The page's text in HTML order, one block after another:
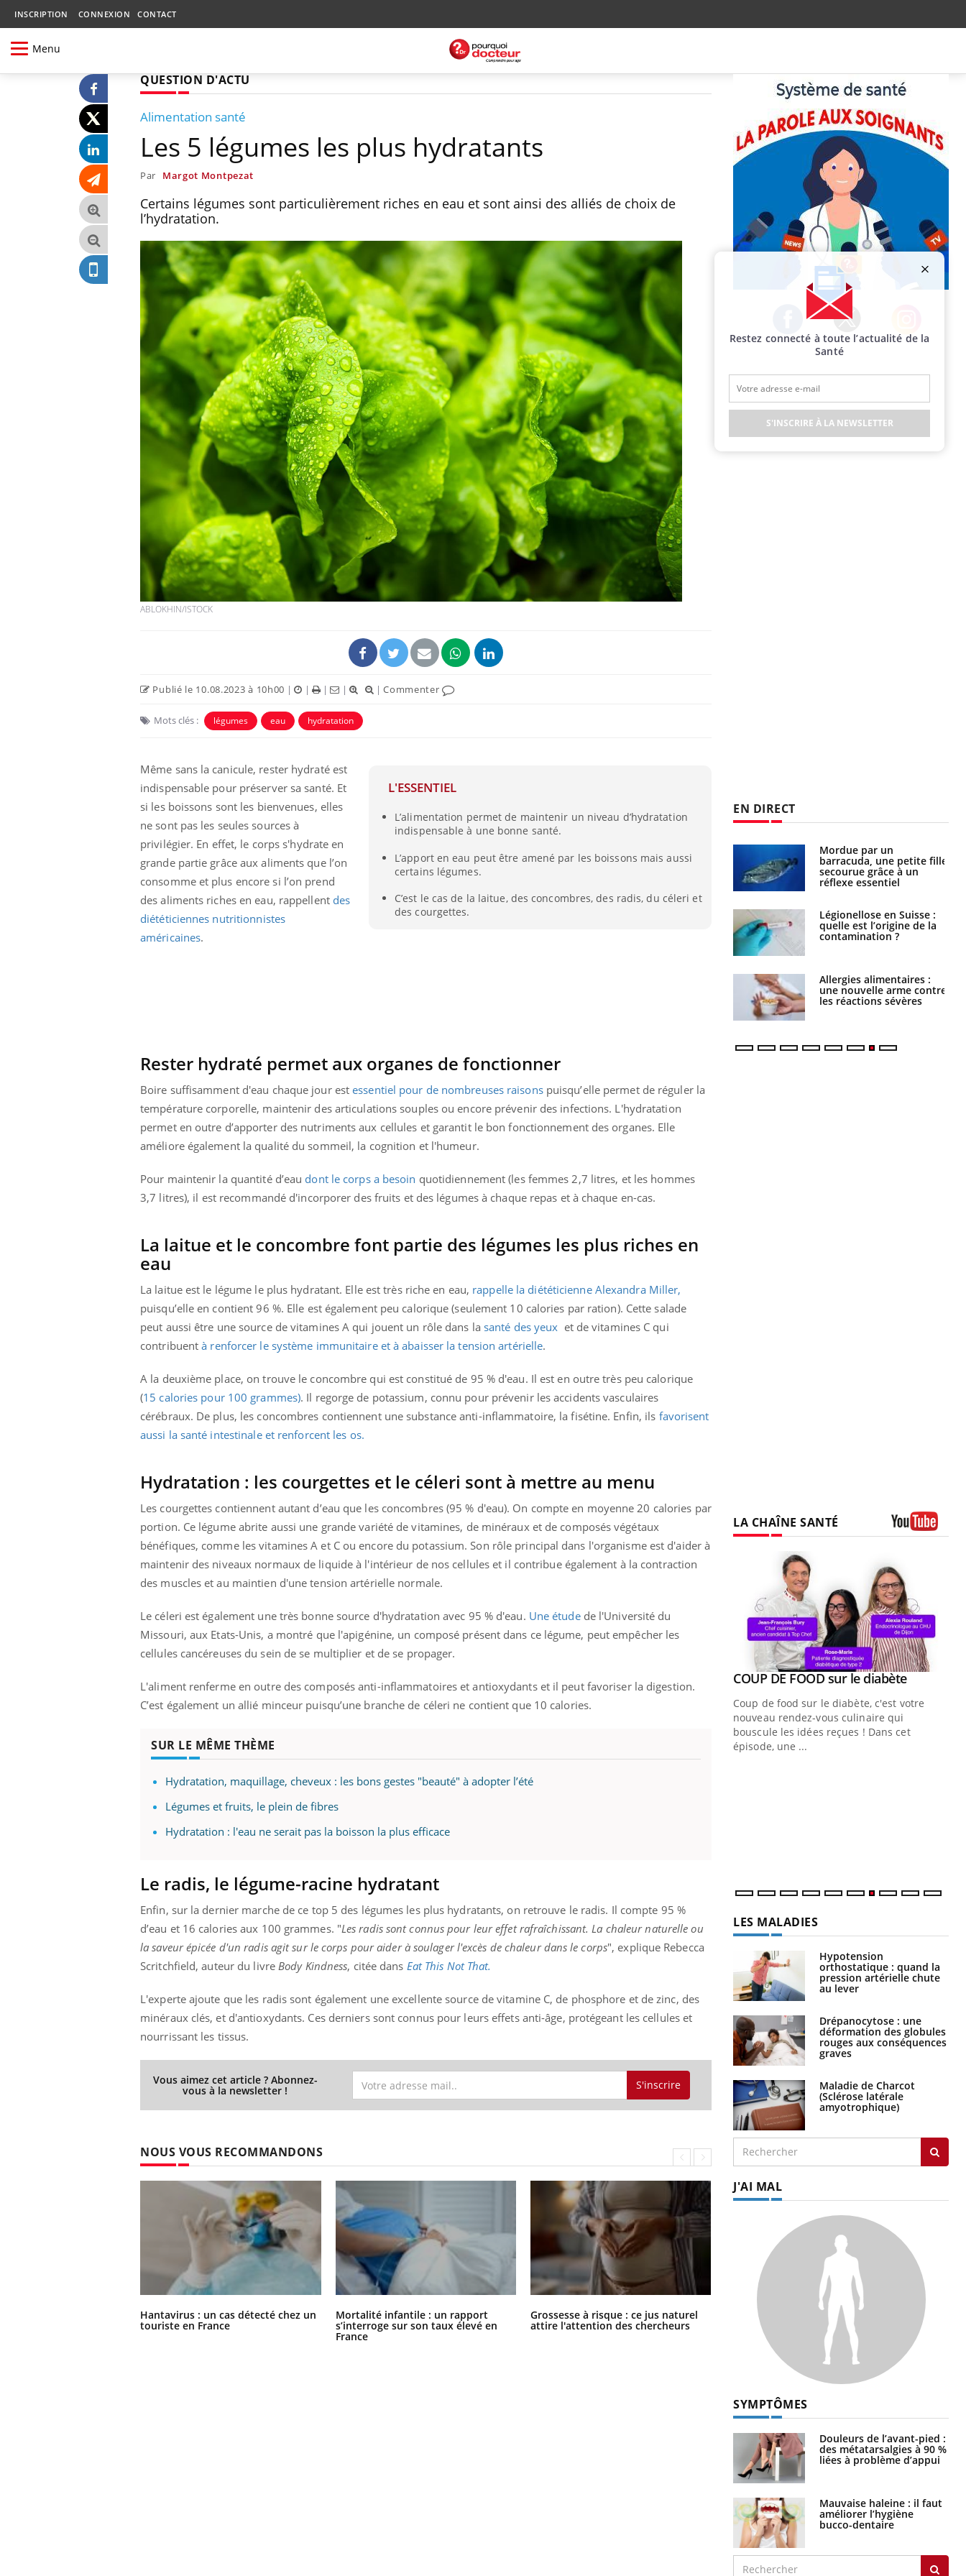
INSCRIPTION CONNEXION CONTACT
Menu
QUESTION D'ACTU
Alimentation santé
Les 5 légumes les plus hydratants
Par Margot Montpezat
Certains légumes sont particulièrement riches en eau et sont ainsi des alliés de choix de
l’hydratation.
ABLOKHIN/ISTOCK
Publié le 10.08.2023 à 10h00 | | | | |Commenter
Mots clés : légumes eau hydratation
L'ESSENTIEL
L’alimentation permet de maintenir un niveau d’hydratation
indispensable à une bonne santé.
L’apport en eau peut être amené par les boissons mais aussi
certains légumes.
C’est le cas de la laitue, des concombres, des radis, du céleri et
des courgettes.
Même sans la canicule, rester hydraté est
indispensable pour préserver sa santé. Et
si les boissons sont les bienvenues, elles
ne sont pas les seules sources à
privilégier. En effet, le corps s'hydrate en
grande partie grâce aux aliments que l’on
consomme et plus encore si l’on prend
des aliments riches en eau, rappellent des
diététiciennes nutritionnistes
américaines.
Rester hydraté permet aux organes de fonctionner
Boire suffisamment d'eau chaque jour estessentiel pour de nombreuses raisonspuisqu’elle permet de réguler la
température corporelle, maintenir des articulations souples ou encore prévenir des infections. L'hydratation
permet en outre d’apporter des nutriments aux cellules et garantit le bon fonctionnement des organes. Elle
améliore également la qualité du sommeil, la cognition et l'humeur.
Pour maintenir la quantité d’eau dont le corps a besoin quotidiennement (les femmes 2,7 litres, et les hommes
3,7 litres), il est recommandé d'incorporer des fruits et des légumes à chaque repas et à chaque en-cas.
La laitue et le concombre font partie des légumes les plus riches en
eau
La laitue est le légume le plus hydratant. Elle est très riche en eau, rappelle la diététicienne Alexandra Miller,
puisqu’elle en contient 96 %. Elle est également peu calorique (seulement 10 calories par ration). Cette salade
peut aussi être une source de vitamines A qui jouent un rôle dans la santé des yeux et de vitamines C qui
contribuentà renforcer le système immunitaire et à abaisser la tension artérielle.
A la deuxième place, on trouve le concombre qui est constitué de 95 % d'eau. Il est en outre très peu calorique
(15 calories pour 100 grammes). Il regorge de potassium, connu pour prévenir les accidents vasculaires
cérébraux. De plus, les concombres contiennent une substance anti-inflammatoire, la fisétine. Enfin, ils favorisent
aussi la santé intestinale et renforcent les os.
Hydratation : les courgettes et le céleri sont à mettre au menu
Les courgettes contiennent autant d’eau que les concombres (95 % d'eau). On compte en moyenne 20 calories par
portion. Ce légume abrite aussi une grande variété de vitamines, de minéraux et de composés végétaux
bénéfiques, comme les vitamines A et C ou encore du potassium. Son rôle principal dans l'organisme est d'aider à
maintenir des niveaux normaux de liquide à l'intérieur de nos cellules et il contribue également à la contraction
des muscles et au maintien d'une tension artérielle normale.
Le céleri est également une très bonne source d'hydratation avec 95 % d'eau. Une étudede l'Université du
Missouri, aux Etats-Unis, a montré que l'apigénine, un composé présent dans ce légume, peut empêcher les
cellules cancéreuses du sein de se multiplier et de se propager.
L'aliment renferme en outre des composés anti-inflammatoires et antioxydants et il peut favoriser la digestion.
C’est également un allié minceur puisqu’une branche de céleri ne contient que 10 calories.
SUR LE MÊME THÈME
Hydratation, maquillage, cheveux : les bons gestes "beauté" à adopter l’été
Légumes et fruits, le plein de fibres
Hydratation : l'eau ne serait pas la boisson la plus efficace
Le radis, le légume-racine hydratant
Enfin, sur la dernier marche de ce top 5 des légumes les plus hydratants, on retrouve le radis. Il compte 95 %
d’eau et 16 calories aux 100 grammes. "Les radis sont connus pour leur effet rafraîchissant. La chaleur naturelle ou
la saveur épicée d'un radis agit sur le corps pour aider à soulager l'excès de chaleur dans le corps", explique Rebecca
Scritchfield, auteur du livreBody Kindness, citée dans Eat This Not That.
L'experte ajoute que les radis sont également une excellente source de vitamine C, de phosphore et de zinc, des
minéraux clés, et d'antioxydants. Ces derniers sont connus pour leurs effets anti-âge, protégeant les cellules et
nourrissant les tissus.
Vous aimez cet article ? Abonnez-
vous à la newsletter ! S'inscrire
NOUS VOUS RECOMMANDONS
Hantavirus : un cas détecté chez un
touriste en France
Mortalité infantile : un rapport
s’interroge sur son taux élevé en
France
Grossesse à risque : ce jus naturel
attire l'attention des chercheurs
Comment oublier les écrans en
vacances ?
Facebook Twitter Instagram
EN DIRECT
Fortes chaleurs :
pourquoi le risque de
noyade grimpe-t-il ?
Le Viagra pourrait-il
freiner la propagation du
cancer ?
que dit la science
Le smartphone nuit-il à
Mordue par un
barracuda, une petite fille
secourue grâce à un
réflexe essentiel
Légionellose en Suisse :
quelle est l’origine de la
contamination ?
Allergies alimentaires :
une nouvelle arme contre
les réactions sévères
Comment gérer le
sommeil des enfants en
vacances ?
Bilan prévention : ce que
les kinés pourront
bientôt faire
TDAH : quel est ce
traitement autorisé aux
États-Unis ?
LA CHAÎNE SANTÉ
Diabète & Ramadan 2026
Le Ramadan approche, et, pour de
Un « jumeau numérique » pour
faciliter l’accès à la médecine
préventive Youtube
santé : l'utilisation d'un « jumeau
numérique » permet ...
Youtube
COUP DE FOOD sur le diabèteYoutube
Coup de food sur le diabète, c'est votre
nouveau rendez-vous culinaire qui
bouscule les idées reçues ! Dans cet
épisode, une ...
LES MALADIES
Hypotension
orthostatique : quand la
pression artérielle chute
au lever
Drépanocytose : une
déformation des globules
rouges aux conséquences
graves
Maladie de Charcot
(Sclérose latérale
amyotrophique)
J'AI MAL
SYMPTÔMES
Douleurs de l’avant-pied :
des métatarsalgies à 90 %
liées à problème d’appui
Mauvaise haleine : il faut
améliorer l’hygiène
bucco-dentaire
Restez connecté à toute l’actualité de la
Santé
S'INSCRIRE À LA NEWSLETTER